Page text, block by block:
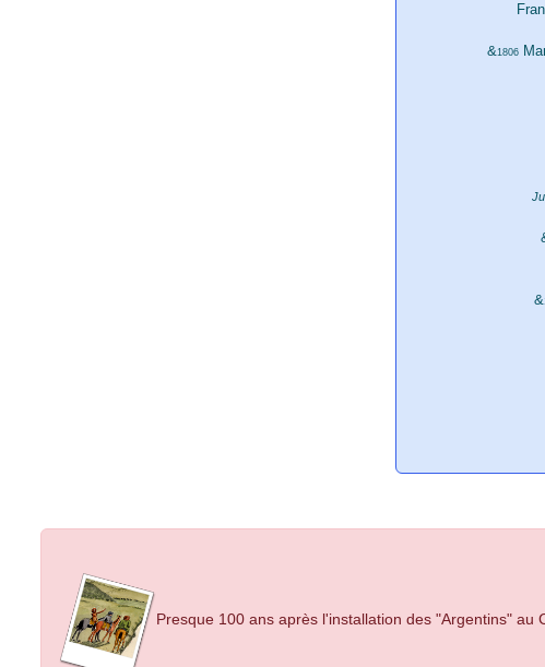
&1806
&
Presque 100 ans après l'installation des "Argentins"